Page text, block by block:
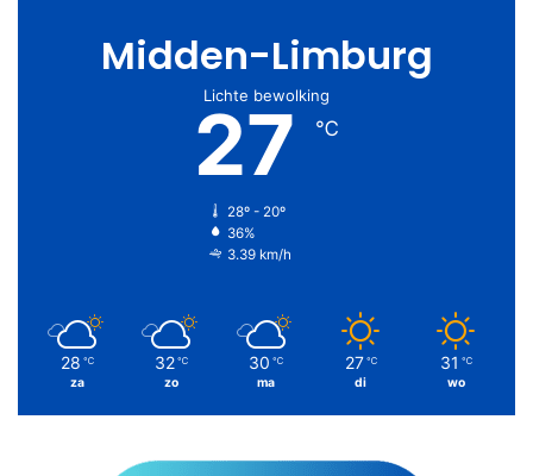
Midden-Limburg
Lichte bewolking
27 ℃
28º - 20º
36%
3.39 km/h
28 ℃
za
32 ℃
zo
30 ℃
ma
27 ℃
di
31 ℃
wo